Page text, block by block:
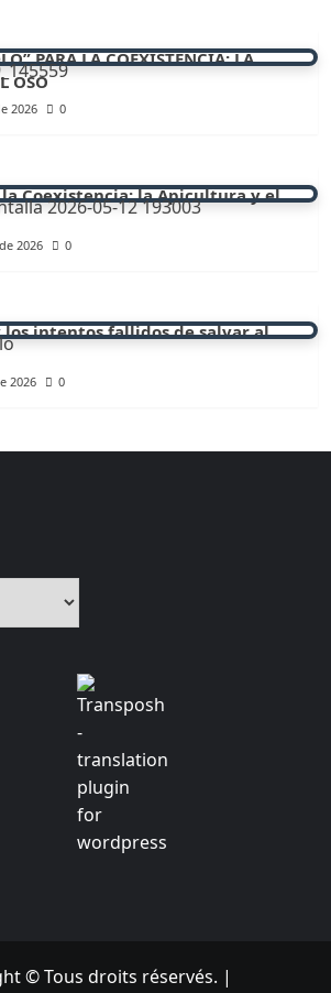
PARA LA COEXISTENCIA: LA
OSO
2026
0
la Coexistencia: la Apicultura y el
2026
0
los intentos fallidos de salvar al
2026 0
© Tous droits réservés. |